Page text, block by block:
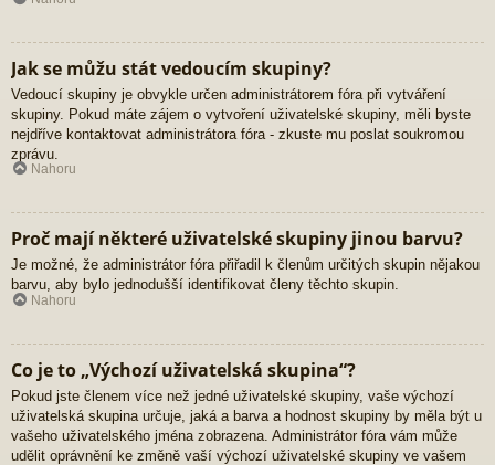
Jak se můžu stát vedoucím skupiny?
Vedoucí skupiny je obvykle určen administrátorem fóra při vytváření
skupiny. Pokud máte zájem o vytvoření uživatelské skupiny, měli byste
nejdříve kontaktovat administrátora fóra - zkuste mu poslat soukromou
zprávu.
Nahoru
Proč mají některé uživatelské skupiny jinou barvu?
Je možné, že administrátor fóra přiřadil k členům určitých skupin nějakou
barvu, aby bylo jednodušší identifikovat členy těchto skupin.
Nahoru
Co je to „Výchozí uživatelská skupina“?
Pokud jste členem více než jedné uživatelské skupiny, vaše výchozí
uživatelská skupina určuje, jaká a barva a hodnost skupiny by měla být u
vašeho uživatelského jména zobrazena. Administrátor fóra vám může
udělit oprávnění ke změně vaší výchozí uživatelské skupiny ve vašem